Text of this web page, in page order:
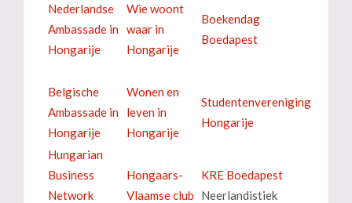
Nederlandse
Ambassade in
Hongarije
Wie woont
waar in
Hongarije
Boekendag
Boedapest
Belgische
Ambassade in
Hongarije
Wonen en
leven in
Hongarije
Studentenvereniging
Hongarije
Hungarian
Business
Network
Hongaars-
Vlaamse club
KRE Boedapest
Neerlandistiek